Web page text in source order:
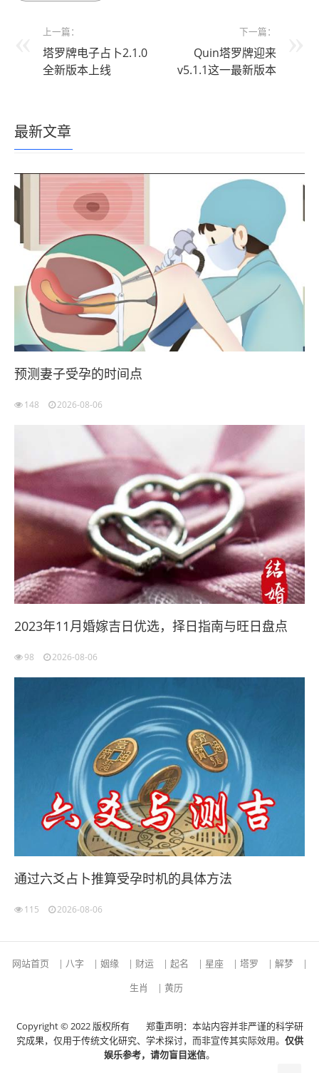
上一篇：
塔罗牌电子占卜2.1.0
全新版本上线
下一篇：
Quin塔罗牌迎来
v5.1.1这一最新版本
最新文章
预测妻子受孕的时间点
148 2026-08-06
2023年11月婚嫁吉日优选，择日指南与旺日盘点
98 2026-08-06
通过六爻占卜推算受孕时机的具体方法
115 2026-08-06
网站首页 | 八字 | 姻缘 | 财运 | 起名 | 星座 | 塔罗 | 解梦
|
生肖
| 黄历
Copyright © 2022 版权所有
郑重声明：本站内容并非严谨的科学研
究成果，仅用于传统文化研究、学术探讨，而非宣传其实际效用。 仅供
娱乐参考，请勿盲目迷信。